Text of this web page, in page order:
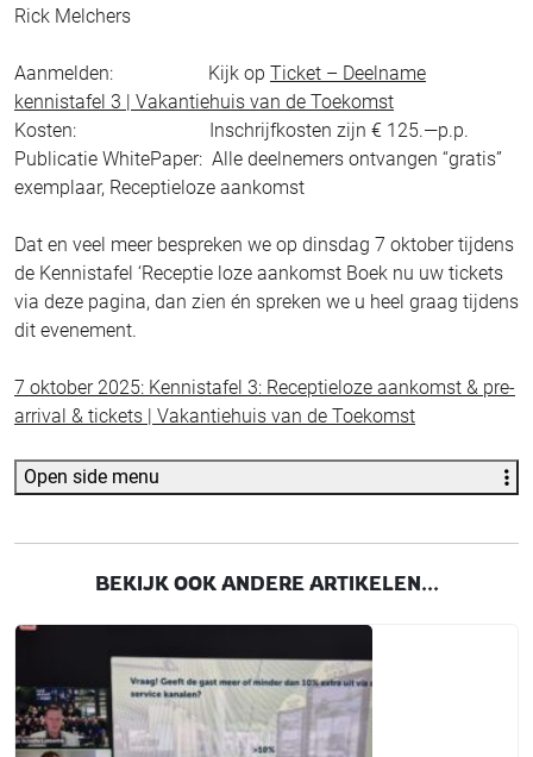
Rick Melchers
Aanmelden: Kijk op Ticket – Deelname
kennistafel 3 | Vakantiehuis van de Toekomst
Kosten: Inschrijfkosten zijn € 125.—p.p.
Publicatie WhitePaper: Alle deelnemers ontvangen “gratis”
exemplaar, Receptieloze aankomst
Dat en veel meer bespreken we op dinsdag 7 oktober tijdens
de Kennistafel ‘Receptie loze aankomst Boek nu uw tickets
via deze pagina, dan zien én spreken we u heel graag tijdens
dit evenement.
7 oktober 2025: Kennistafel 3: Receptieloze aankomst & pre-
arrival & tickets | Vakantiehuis van de Toekomst
Open side menu
BEKIJK OOK ANDERE ARTIKELEN...